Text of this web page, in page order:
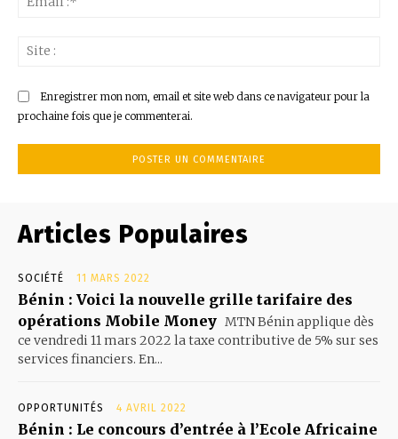
Enregistrer mon nom, email et site web dans ce navigateur pour la
prochaine fois que je commenterai.
Articles Populaires
SOCIÉTÉ 11 MARS 2022
Bénin : Voici la nouvelle grille tarifaire des
opérations Mobile Money MTN Bénin applique dès
ce vendredi 11 mars 2022 la taxe contributive de 5% sur ses
services financiers. En...
OPPORTUNITÉS 4 AVRIL 2022
Bénin : Le concours d’entrée à l’Ecole Africaine